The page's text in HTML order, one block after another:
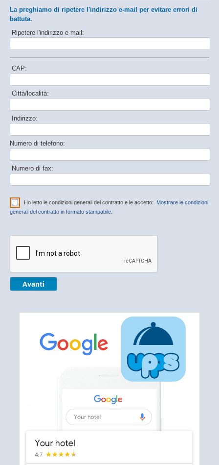
La preghiamo di ripetere l'indirizzo e-mail per evitare errori di
battuta.
Ripetere l'indirizzo e-mail:
CAP:
Città/località:
Indirizzo:
Numero di telefono:
Numero di fax:
Ho letto le condizioni generali del contratto e le accetto: Mostrare le condizioni
generali del contratto in formato stampabile.